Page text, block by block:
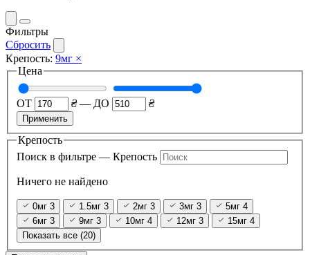
Фильтры
Сбросить
Крепость: 9мг ×
Цена
ОТ ₴ — ДО ₴
Применить
Крепость
Поиск в фильтре — Крепость
Ничего не найдено
0мг 3 1.5мг 3 2мг 3 3мг 3 5мг 4
6мг 3 9мг 3 10мг 4 12мг 3 15мг 4
Показать все (20)